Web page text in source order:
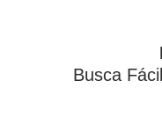
Busca